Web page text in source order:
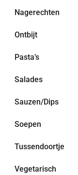
Nagerechten
Ontbijt
Pasta’s
Salades
Sauzen/Dips
Soepen
Tussendoortje
Vegetarisch